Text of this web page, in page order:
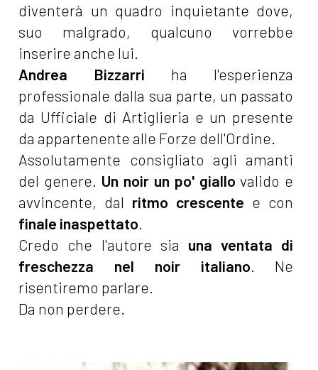
diventerà un quadro inquietante dove,
suo malgrado, qualcuno vorrebbe
inserire anche lui.
Andrea Bizzarri ha l'esperienza
professionale dalla sua parte, un passato
da Ufficiale di Artiglieria e un presente
da appartenente alle Forze dell'Ordine.
Assolutamente consigliato agli amanti
del genere. Un noir un po' giallo valido e
avvincente, dal ritmo crescente e con
finale inaspettato
Credo che l'autore sia una ventata di
freschezza nel noir italiano . Ne
risentiremo parlare.
Da non perdere.